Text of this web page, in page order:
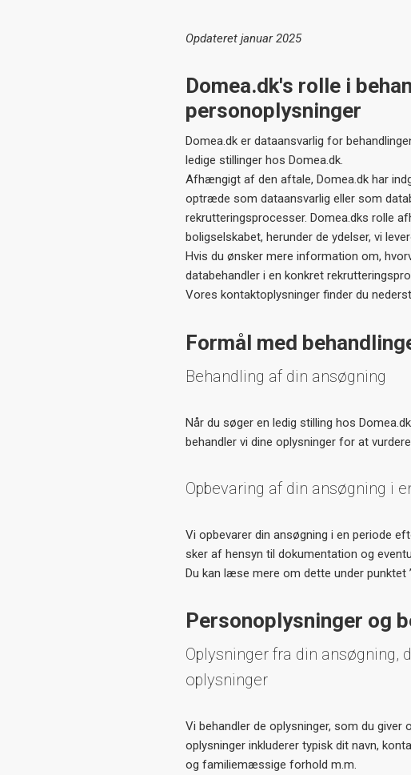
Opdateret januar 2025
Domea.dk's rolle i
personoplysninger
Domea.dk er dataansvarlig for
ledige stillinger hos Domea.dk.
Afhængigt af den aftale, Domea.dk har
optræde som dataansvarlig eller som
rekrutteringsprocesser. Domea.dks rolle
boligselskabet, herunder de ydelser, vi
Hvis du ønsker mere information om,
databehandler i en konkret
Vores kontaktoplysninger finder du
Formål med
Behandling af din ansøgning
Når du søger en ledig stilling hos
behandler vi dine oplysninger for at
Opbevaring af din ansøgning i
Vi opbevarer din ansøgning i en periode
sker af hensyn til dokumentation og
Du kan læse mere om dette under punktet
Personoplysninger og
Oplysninger fra din
oplysninger
Vi behandler de oplysninger, som du
oplysninger inkluderer typisk dit navn,
og familiemæssige forhold m.m.